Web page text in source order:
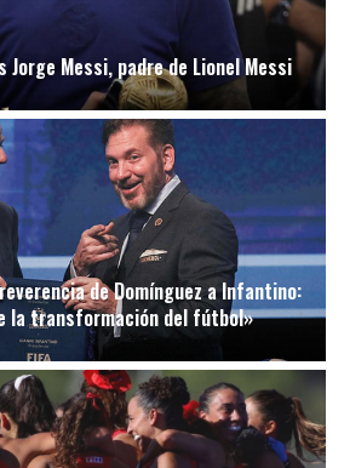
Jorge Messi, padre de Lionel Messi
de Domínguez a Infantino:
la transformación del fútbol»